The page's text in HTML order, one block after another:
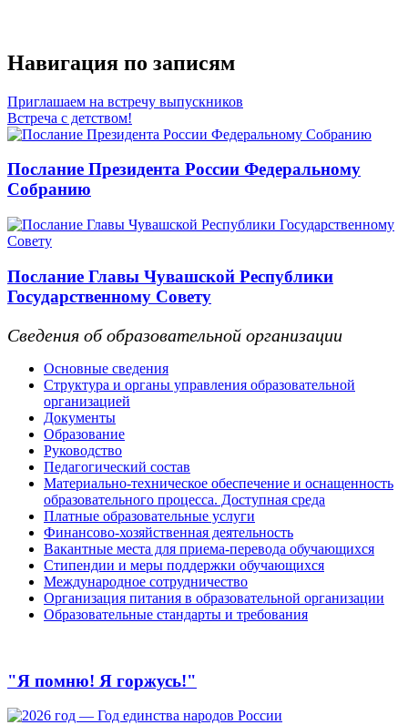
Навигация по записям
Приглашаем на встречу выпускников
Встреча с детством!
Послание Президента России Федеральному
Собранию
Послание Главы Чувашской Республики
Государственному Совету
Сведения об образовательной организации
Основные сведения
Структура и органы управления образовательной
организацией
Документы
Образование
Руководство
Педагогический состав
Материально-техническое обеспечение и оснащенность
образовательного процесса. Доступная среда
Платные образовательные услуги
Финансово-хозяйственная деятельность
Вакантные места для приема-перевода обучающихся
Стипендии и меры поддержки обучающихся
Международное сотрудничество
Организация питания в образовательной организации
Образовательные стандарты и требования
"Я помню! Я горжусь!"